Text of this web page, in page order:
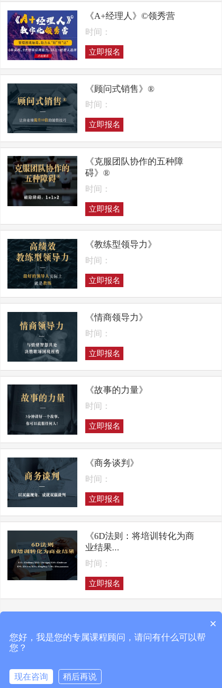
《A+经理人》©领秀营
时间：
立即报名
《顾问式销售》®
时间：
立即报名
《克服团队协作的五种障
碍》®
时间：
立即报名
《教练型领导力》
时间：
立即报名
《情商领导力》
时间：
立即报名
《故事的力量》
时间：
立即报名
《商务谈判》
时间：
立即报名
《6D法则：将培训转化为商
业结果...
时间：
立即报名
上一页 下一页
Copyright © 2025 凯洛格咨询 ALL RIGHTS RESERVED
×
您好，我是您的专属课程顾问，请问有什么可以帮
您？
现在咨询 稍后再说